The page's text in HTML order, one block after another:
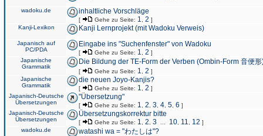
wadoku.de inhaltliche Vorschläge
[ Gehe zu Seite: 1 2 ]
Kanji-Lexikon
Kanji Lernprojekt (mit Wadoku Verweis)
Japanisch auf
PC/PDA
Eingabe ins "Suchenfenster" von Wadoku
[ Gehe zu Seite: 1 2 ]
Japanische
Grammatik
Die Bildung der TE-Form der Verben (Ombin-Form 音便形
[ Gehe zu Seite: 1 2 ]
Japanische
Grammatik
die neuen Joyo-Kanjis?
[ Gehe zu Seite: 1 2 ]
Japanisch-Deutsche
Übersetzungen
"Übersetzung"
[ Gehe zu Seite: 1 2 3 4 5 6 ]
Japanisch-Deutsche
Übersetzungen
Übersetzungskorrektur bitte
[ Gehe zu Seite: 1 2 3 10 11 12 ]
wadoku.de
watashi wa = "わたしは"?